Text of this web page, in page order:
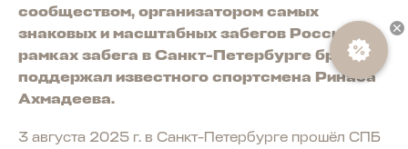
сообществом, организатором самых
знаковых и масштабных забегов России. В
рамках забега в Санкт-Петербурге бренд
поддержал известного спортсмена Ринаса
Ахмадеева.
3 августа 2025 г. в Санкт-Петербурге прошёл СПБ